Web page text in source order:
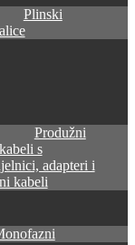
Plinski
Produžni
s
adapteri i
kabeli